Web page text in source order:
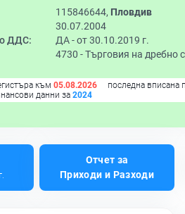
115846644, Пловдив
30.07.2004
ДДС:
ДА - от 30.10.2019 г.
4730 -Търговия на дребно
към 05.08.2026 последна вписана
данни за 2024
Отчет за
Приходи и Разходи